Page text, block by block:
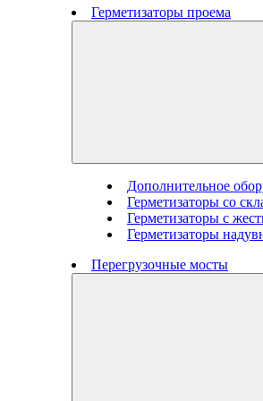
Герметизаторы проема
Дополнительное
Герметизаторы со
Герметизаторы с
Герметизаторы
Перегрузочные мосты